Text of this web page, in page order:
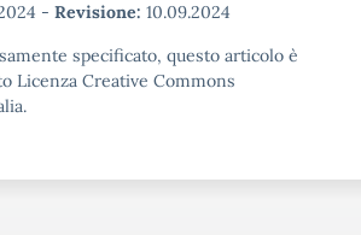
- Revisione: 10.09.2024
specificato, questo articolo è
Licenza Creative Commons